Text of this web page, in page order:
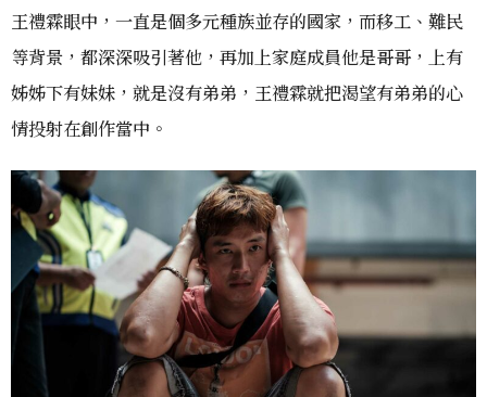
王禮霖眼中，一直是個多元種族並存的國家，而移工、難民
等背景，都深深吸引著他，再加上家庭成員他是哥哥，上有
姊姊下有妹妹，就是沒有弟弟，王禮霖就把渴望有弟弟的心
情投射在創作當中。